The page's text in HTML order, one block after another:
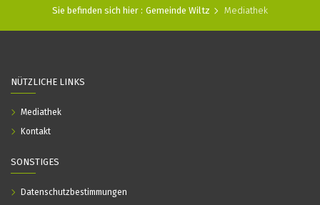
Sie befinden sich hier : Gemeinde Wiltz Mediathek
NÜTZLICHE LINKS
Mediathek
Kontakt
SONSTIGES
Datenschutzbestimmungen